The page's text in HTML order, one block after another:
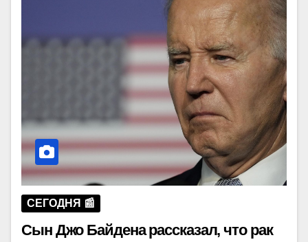
СЕГОДНЯ 📰
Сын Джо Байдена рассказал, что рак